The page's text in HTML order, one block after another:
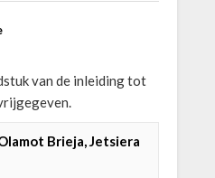
van de inleiding tot
Brieja, Jetsiera